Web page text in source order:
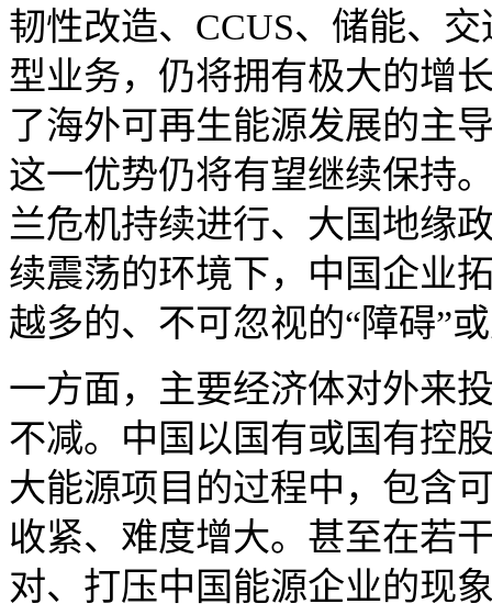
韧性改造、CCUS、储能、
型业务，仍将拥有极大的增
了海外可再生能源发展的主
这一优势仍将有望继续保持
兰危机持续进行、大国地缘
续震荡的环境下，中国企业
越多的、不可忽视的“障碍”
一方面，主要经济体对外来
不减。中国以国有或国有控
大能源项目的过程中，包含
收紧、难度增大。甚至在若
对、打压中国能源企业的现